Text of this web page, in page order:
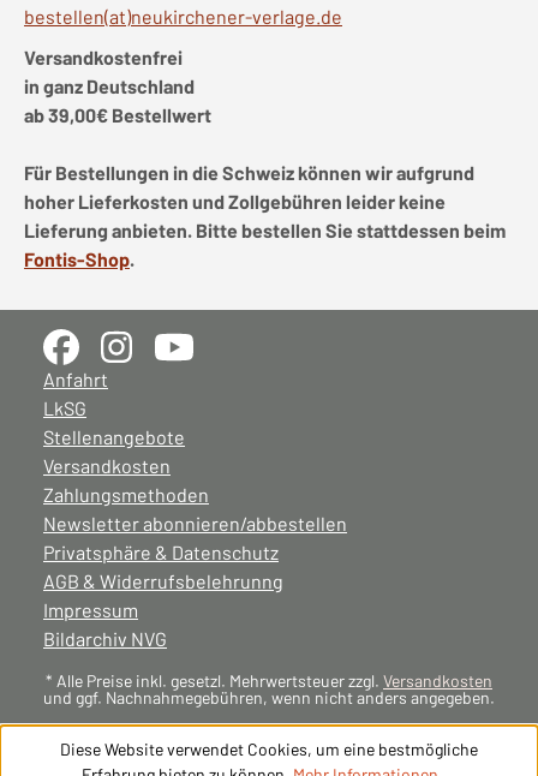
bestellen(at)neukirchener-verlage.de
Versandkostenfrei
in ganz Deutschland
ab 39,00€ Bestellwert
Für Bestellungen in die Schweiz können wir aufgrund
hoher Lieferkosten und Zollgebühren leider keine
Lieferung anbieten. Bitte bestellen Sie stattdessen beim
Fontis-Shop.
Anfahrt
LkSG
Stellenangebote
Versandkosten
Zahlungsmethoden
Newsletter abonnieren/abbestellen
Privatsphäre & Datenschutz
AGB & Widerrufsbelehrunng
Impressum
Bildarchiv NVG
* Alle Preise inkl. gesetzl. Mehrwertsteuer zzgl. Versandkosten
und ggf. Nachnahmegebühren, wenn nicht anders angegeben.
Diese Website verwendet Cookies, um eine bestmögliche